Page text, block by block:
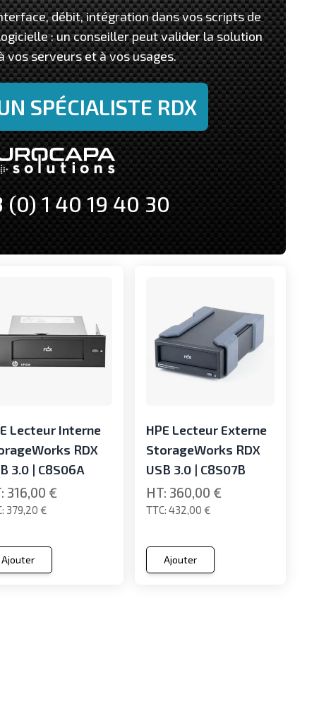
débit, intégration dans vos scripts de
: un conseiller peut valider la solution
vos serveurs et à vos usages.
SPÉCIALISTE RDX
(0) 1 40 19 40 30
Lecteur Interne
RDX
3.0 | C8S06A
379,20 €
316,00 €
Ajouter
HPE Lecteur Externe
StorageWorks RDX
USB 3.0 | C8S07B
432,00 €
360,00 €
Ajouter